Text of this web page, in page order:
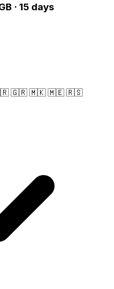
· 15 days
🇬🇷 🇲🇰 🇲🇪 🇷🇸